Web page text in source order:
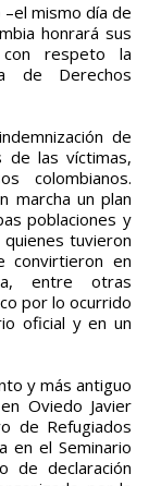
mismo día de
honrará sus
con respeto la
de Derechos
de
de las víctimas,
colombianos.
marcha un plan
poblaciones y
tuvieron
convirtieron en
entre otras
por lo ocurrido
oficial y en un
y más antiguo
Oviedo Javier
de Refugiados
en el Seminario
de declaración